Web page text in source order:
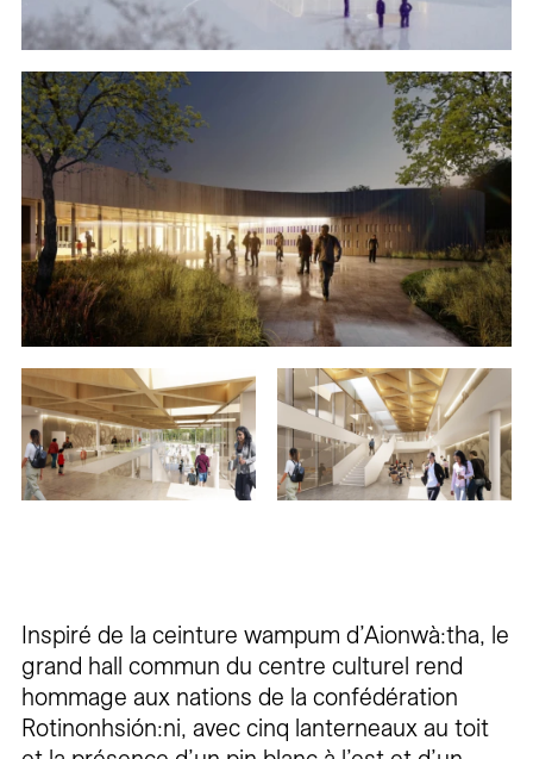
Inspiré de la ceinture wampum d’Aionwà:tha, le
grand hall commun du centre culturel rend
hommage aux nations de la confédération
Rotinonhsión:ni, avec cinq lanterneaux au toit